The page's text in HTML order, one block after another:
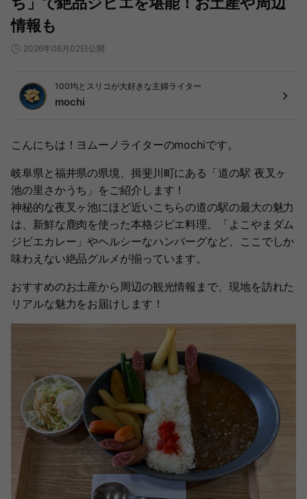
情報も
2026年06月02日公開
100均とスリコが大好きな主婦ライター
mochi
こんにちは！ヨムーノライターのmochiです。
岐阜県と福井県の県境、揖斐川町にある「道の駅 夜叉ヶ
池の里さかうち」をご紹介します！
神秘的な夜叉ヶ池にほど近いこちらの道の駅の最大の魅力
は、新鮮な鹿肉を使った本格ジビエ料理。「よこやまダム
ジビエカレー」やヘルシーなハンバーグなど、ここでしか
味わえない絶品グルメが揃っています。
おすすめのお土産から周辺の観光情報まで、現地を訪れた
リアルな魅力をお届けします！